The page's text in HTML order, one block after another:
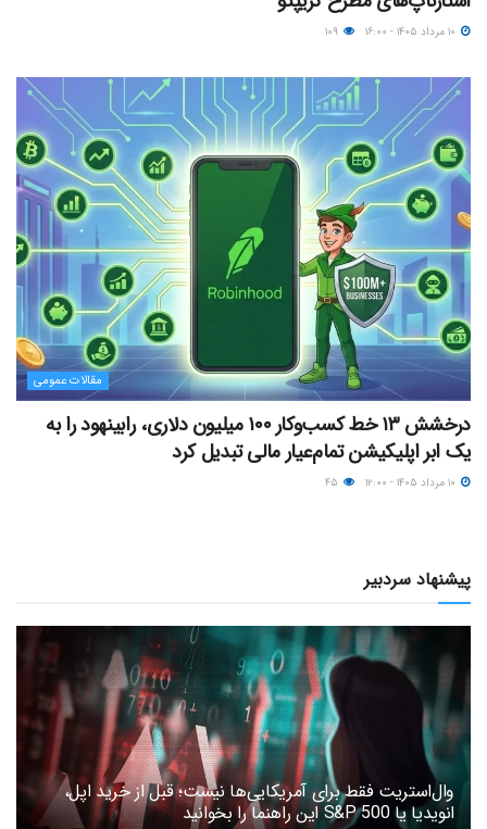
مقالات عمومی
درخشش ۱۳ خط کسب‌وکار ۱۰۰ میلیون دلاری، رابینهود را به
یک ابر اپلیکیشن تمام‌عیار مالی تبدیل کرد
پیشنهاد سردبیر
وال‌استریت فقط برای آمریکایی‌ها نیست؛ قبل از خرید اپل،
انویدیا یا S&P 500 این راهنما را بخوانید